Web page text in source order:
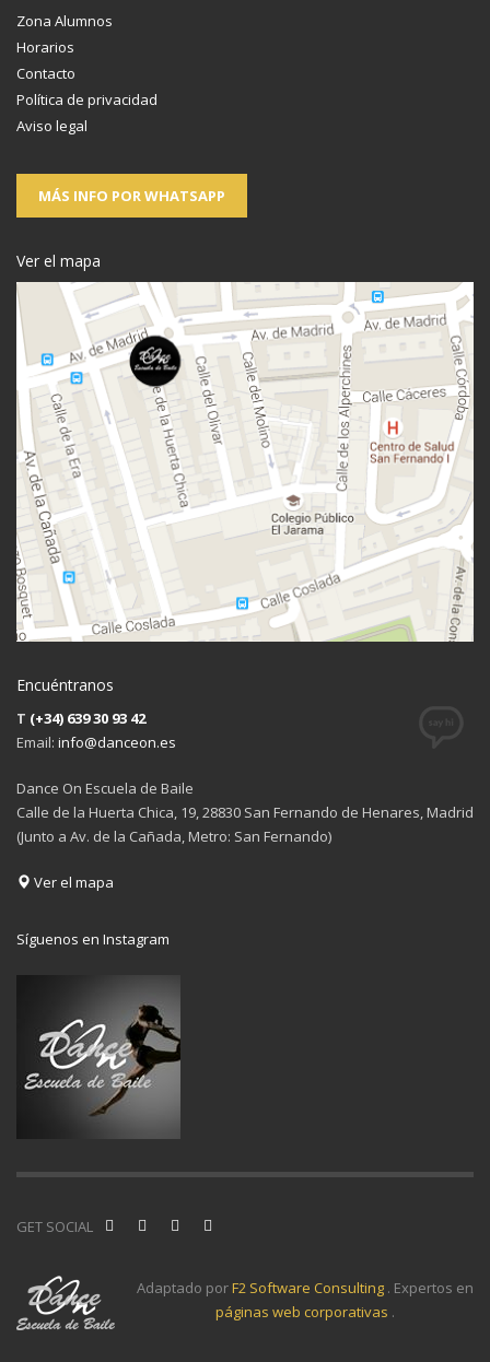
Zona Alumnos
Horarios
Contacto
Política de privacidad
Aviso legal
MÁS INFO POR WHATSAPP
Ver el mapa
Encuéntranos
T (+34) 639 30 93 42
Email: info@danceon.es
Dance On Escuela de Baile
Calle de la Huerta Chica, 19, 28830 San Fernando de Henares, Madrid
(Junto a Av. de la Cañada, Metro: San Fernando)
Ver el mapa
Síguenos en Instagram
GET SOCIAL
Adaptado porF2 Software Consulting . Expertos en
páginas web corporativas .